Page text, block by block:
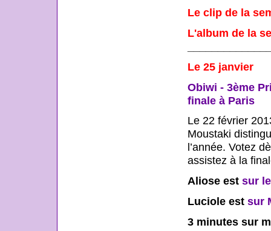
Le clip de la
L'album de la
Le 25 janvier
Obiwi - 3ème
finale à Paris
Le 22 février
Moustaki
l’année. Votez
assistez à la
Aliose est sur
Luciole est sur
3 minutes sur